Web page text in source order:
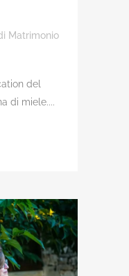
Matrimonio
del
di miele....